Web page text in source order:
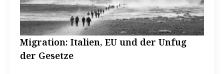
Migration: Italien, EU und der Unfug
der Gesetze